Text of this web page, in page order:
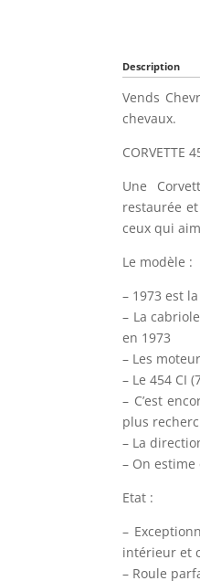
Description
Vends
chevaux.
CORVETTE
Une
restaurée
ceux qui
Le modèle :
– 1973 est
– La
en 1973
– Les
– Le 454 CI
– C’est
plus
– La
– On
Etat :
–
intérieur et
– Roule